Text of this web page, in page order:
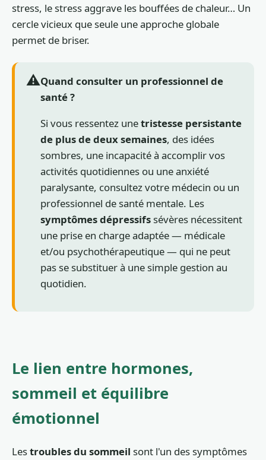
stress, le stress aggrave les bouffées de chaleur… Un
cercle vicieux que seule une approche globale
permet de briser.
⚠️Quand consulter un professionnel de
santé ?
Si vous ressentez unetristesse persistante
de plus de deux semaines, des idées
sombres, une incapacité à accomplir vos
activités quotidiennes ou une anxiété
paralysante, consultez votre médecin ou un
professionnel de santé mentale. Les
symptômes dépressifs sévères nécessitent
une prise en charge adaptée — médicale
et/ou psychothérapeutique — qui ne peut
pas se substituer à une simple gestion au
quotidien.
Le lien entre hormones,
sommeil et équilibre
émotionnel
Lestroubles du sommeil sont l'un des symptômes